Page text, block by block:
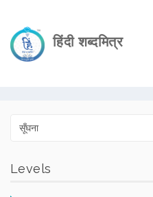
हिंदी शब्दमित्र
Levels